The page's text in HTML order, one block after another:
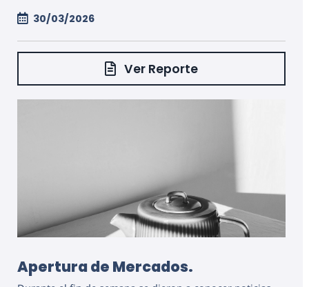
30/03/2026
Ver Reporte
Apertura de Mercados.